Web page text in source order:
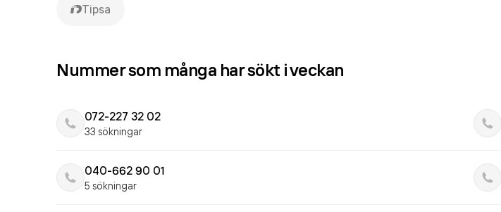
Tipsa
Nummer som många har sökt i veckan
072-227 32 02
33 sökningar
040-662 90 01
5 sökningar